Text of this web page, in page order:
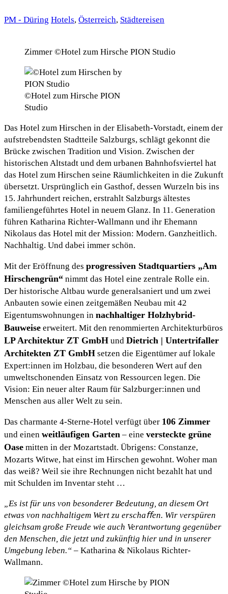
PM - Düring Hotels, Österreich, Städtereisen
Zimmer ©Hotel zum Hirsche PION Studio
©Hotel zum Hirsche PION
Studio
Das Hotel zum Hirschen in der Elisabeth-Vorstadt, einem der
aufstrebendsten Stadtteile Salzburgs, schlägt gekonnt die
Brücke zwischen Tradition und Vision. Zwischen der
historischen Altstadt und dem urbanen Bahnhofsviertel hat
das Hotel zum Hirschen seine Räumlichkeiten in die Zukunft
übersetzt. Ursprünglich ein Gasthof, dessen Wurzeln bis ins
15. Jahrhundert reichen, erstrahlt Salzburgs ältestes
familiengeführtes Hotel in neuem Glanz. In 11. Generation
führen Katharina Richter-Wallmann und ihr Ehemann
Nikolaus das Hotel mit der Mission: Modern. Ganzheitlich.
Nachhaltig. Und dabei immer schön.
Mit der Eröffnung des progressiven Stadtquartiers „Am
Hirschengrün“ nimmt das Hotel eine zentrale Rolle ein.
Der historische Altbau wurde generalsaniert und um zwei
Anbauten sowie einen zeitgemäßen Neubau mit 42
Eigentumswohnungen in nachhaltiger Holzhybrid-
Bauweise erweitert. Mit den renommierten Architekturbüros
LP Architektur ZT GmbH und Dietrich | Untertrifaller
Architekten ZT GmbH setzen die Eigentümer auf lokale
Expert:innen im Holzbau, die besonderen Wert auf den
umweltschonenden Einsatz von Ressourcen legen. Die
Vision: Ein neuer alter Raum für Salzburger:innen und
Menschen aus aller Welt zu sein.
Das charmante 4-Sterne-Hotel verfügt über 106 Zimmer
und einen weitläufigen Garten – eine versteckte grüne
Oase mitten in der Mozartstadt. Übrigens: Constanze,
Mozarts Witwe, hat einst im Hirschen gewohnt. Woher man
das weiß? Weil sie ihre Rechnungen nicht bezahlt hat und
mit Schulden im Inventar steht …
„Es ist für uns von besonderer Bedeutung, an diesem Ort
etwas von nachhaltigem Wert zu erschaﬀen. Wir verspüren
gleichsam große Freude wie auch Verantwortung gegenüber
den Menschen, die jetzt und zukünftig hier und in unserer
Umgebung leben.“ – Katharina & Nikolaus Richter-
Wallmann.